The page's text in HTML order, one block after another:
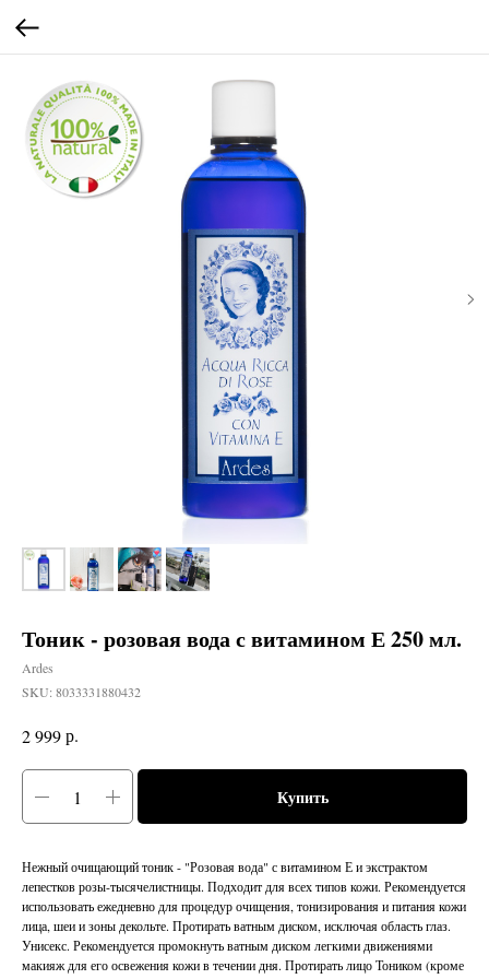
Тоник - розовая вода с витамином Е 250 мл.
Ardes
SKU: 8033331880432
2 999р.
Купить
Нежный очищающий тоник - "Розовая вода" с витамином Е и экстрактом
лепестков розы-тысячелистницы. Подходит для всех типов кожи. Рекомендуется
использовать ежедневно для процедур очищения, тонизирования и питания кожи
лица, шеи и зоны декольте. Протирать ватным диском, исключая область глаз.
Унисекс. Рекомендуется промокнуть ватным диском легкими движениями
макияж для его освежения кожи в течении дня. Протирать лицо Тоником (кроме